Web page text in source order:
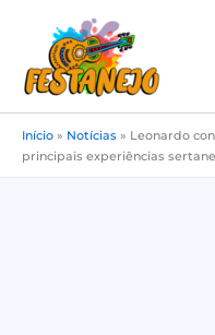
conteúdo
Início » Notícias » Leonardo
principais experiências